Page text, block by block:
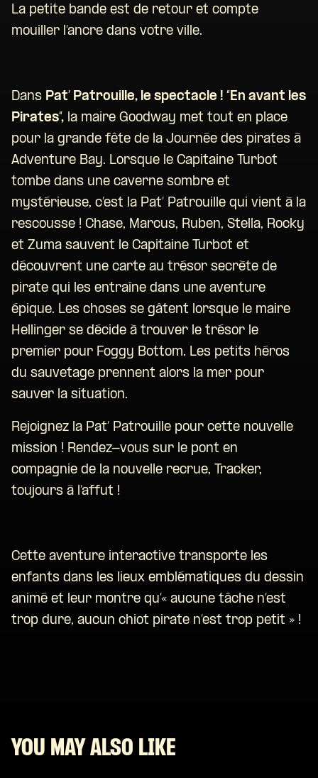
La petite bande est de retour et compte
mouiller l’ancre dans votre ville.
Dans Pat’ Patrouille, le spectacle ! “En avant les
Pirates”, la maire Goodway met tout en place
pour la grande fête de la Journée des pirates à
Adventure Bay. Lorsque le Capitaine Turbot
tombe dans une caverne sombre et
mystérieuse, c’est la Pat’ Patrouille qui vient à la
rescousse ! Chase, Marcus, Ruben, Stella, Rocky
et Zuma sauvent le Capitaine Turbot et
découvrent une carte au trésor secrète de
pirate qui les entraîne dans une aventure
épique. Les choses se gâtent lorsque le maire
Hellinger se décide à trouver le trésor le
premier pour Foggy Bottom. Les petits héros
du sauvetage prennent alors la mer pour
sauver la situation.
Rejoignez la Pat’ Patrouille pour cette nouvelle
mission ! Rendez-vous sur le pont en
compagnie de la nouvelle recrue, Tracker,
toujours à l’affut !
Cette aventure interactive transporte les
enfants dans les lieux emblématiques du dessin
animé et leur montre qu’« aucune tâche n’est
trop dure, aucun chiot pirate n’est trop petit » !
YOU MAY ALSO LIKE